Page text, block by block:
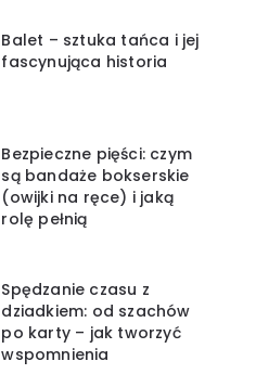
Balet – sztuka tańca i jej
fascynująca historia
Bezpieczne pięści: czym
są bandaże bokserskie
(owijki na ręce) i jaką
rolę pełnią
Spędzanie czasu z
dziadkiem: od szachów
po karty – jak tworzyć
wspomnienia